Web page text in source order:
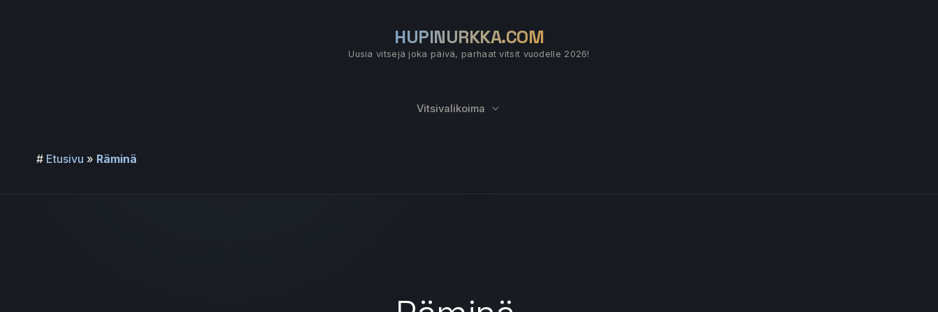
HUPINURKKA.COM
Uusia vitsejä joka päivä, parhaat vitsit vuodelle 2026!
Vitsivalikoima
# Etusivu » Räminä